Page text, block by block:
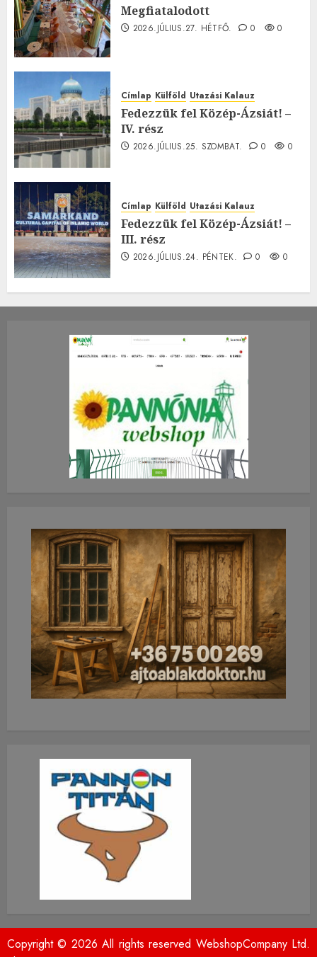
Megfiatalodott
2026.JÚLIUS.27. HÉTFŐ. 0 0
Címlap Külföld Utazási Kalauz
Fedezzük fel Közép-Ázsiát! –
IV. rész
2026.JÚLIUS.25. SZOMBAT. 0 0
Címlap Külföld Utazási Kalauz
Fedezzük fel Közép-Ázsiát! –
III. rész
2026.JÚLIUS.24. PÉNTEK. 0 0
Copyright © 2026 All rights reserved WebshopCompany Ltd.